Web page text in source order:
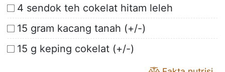
4 sendok teh cokelat hitam leleh
15 gram kacang tanah (+/-)
15 g keping cokelat (+/-)